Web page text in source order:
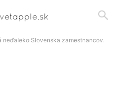
neďaleko Slovenska zamestnancov.